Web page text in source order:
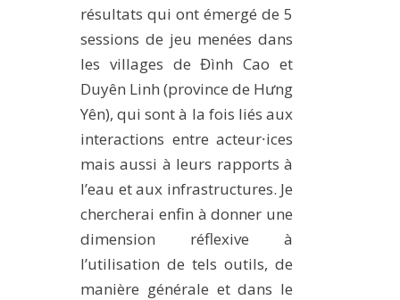
résultats qui ont émergé de 5
sessions de jeu menées dans
les villages de Đình Cao et
Duyên Linh (province de Hưng
Yên), qui sont à la fois liés aux
interactions entre acteur⸱ices
mais aussi à leurs rapports à
l’eau et aux infrastructures. Je
chercherai enfin à donner une
dimension réflexive à
l’utilisation de tels outils, de
manière générale et dans le